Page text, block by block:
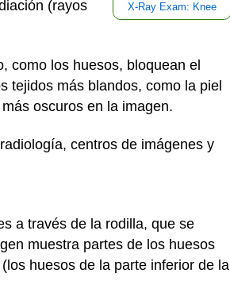
X-Ray Exam: Knee
(rayos
como los huesos, bloquean el
tejidos más blandos, como la piel
oscuros en la imagen.
centros de imágenes y
a través de la rodilla, que se
muestra partes de los huesos
huesos de la parte inferior de la